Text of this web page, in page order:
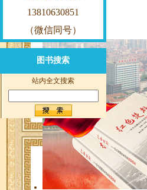
13810630851
（微信同号）
图书搜索
站内全文搜索